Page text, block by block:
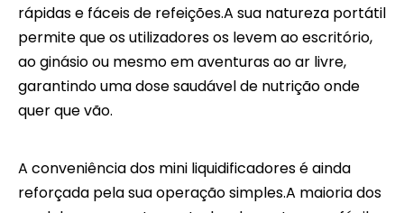
rápidas e fáceis de refeições.A sua natureza portátil
permite que os utilizadores os levem ao escritório,
ao ginásio ou mesmo em aventuras ao ar livre,
garantindo uma dose saudável de nutrição onde
quer que vão.
A conveniência dos mini liquidificadores é ainda
reforçada pela sua operação simples.A maioria dos